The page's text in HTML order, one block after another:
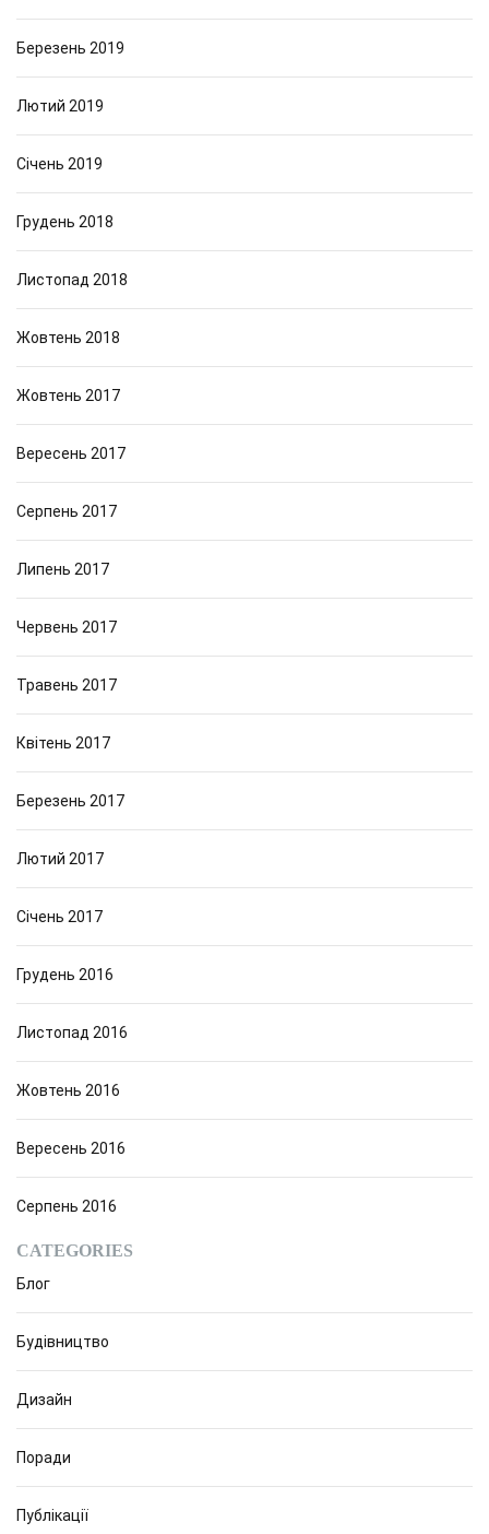
Березень 2019
Лютий 2019
Січень 2019
Грудень 2018
Листопад 2018
Жовтень 2018
Жовтень 2017
Вересень 2017
Серпень 2017
Липень 2017
Червень 2017
Травень 2017
Квітень 2017
Березень 2017
Лютий 2017
Січень 2017
Грудень 2016
Листопад 2016
Жовтень 2016
Вересень 2016
Серпень 2016
CATEGORIES
Блог
Будівництво
Дизайн
Поради
Публікації